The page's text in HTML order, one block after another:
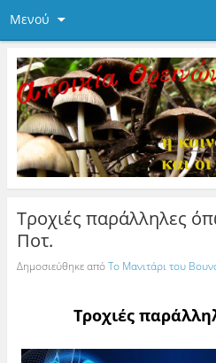
Μενού
Τροχιές παράλληλες
Ποτ.
Δημοσιεύθηκε απόΤο Μανιτάρι του
Τροχιές